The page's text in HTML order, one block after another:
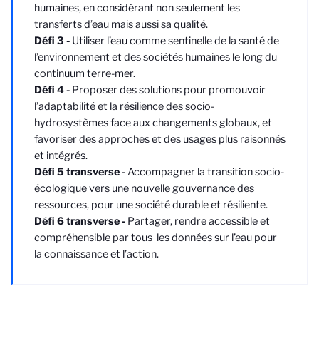
humaines, en considérant non seulement les
transferts d’eau mais aussi sa qualité.
Défi 3 - Utiliser l’eau comme sentinellede la santé de
l’environnement et des sociétés humaines le long du
continuum terre-mer.
Défi 4 - Proposer des solutions pour promouvoir
l’adaptabilité et la résilience des socio-
hydrosystèmes face aux changements globaux, et
favoriser des approches et des usages plus raisonnés
et intégrés.
Défi 5 transverse - Accompagner la transition socio-
écologique vers une nouvelle gouvernance des
ressources, pour une société durable et résiliente.
Défi 6 transverse - Partager, rendre accessible et
compréhensible par tous les données sur l’eau pour
la connaissance et l’action.